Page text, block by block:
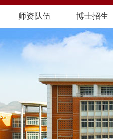
师资队伍 博士招生